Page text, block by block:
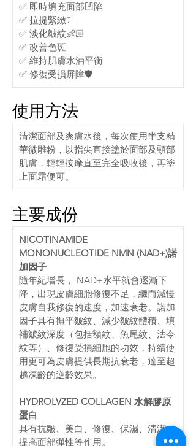
✅ 即時填充面部凹陷
✅ 拉提緊緻⤴️
✅ 淡化皺紋👶🏻
✅ 改善色斑
✅ 維持肌膚水油平衡
✅ 修復受損屏障🛡
使用方法
清潔面部及爽膚水後，每次使用半支精
華微雕粉，以指尖直接塗於面部及頸部
肌膚，輕輕按摩直至完全吸收後，再塗
上面霜便可。
主要成份
NICOTINAMIDE
MONONUCLEOTIDE NMN (NAD+)諾
加因子
隨年紀增長， NAD+水平就會逐漸下
降，出現皮膚細胞修復不足，繼而減慢
皮膚自我修復的速度，加速衰老。諾加
因子具有撫平皺紋、減少皺紋體積、填
補皺紋深度（包括額紋、魚尾紋、法令
紋等）、修復受損細胞的功效，持續使
用更可為皮膚提供長期抗衰老，達至超
越凍齡的逆齡效果。
HYDROLVZED COLLAGEN 水解膠原
蛋白
具有抗皺、美白、修復、保濕、清潔、
提高面部彈性等作用。